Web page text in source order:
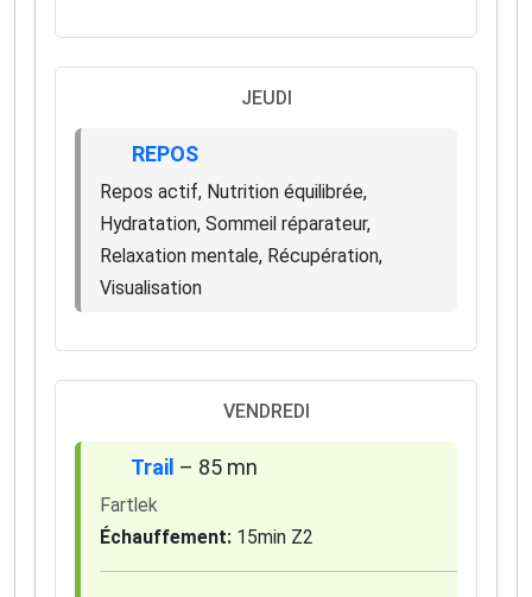
JEUDI
REPOS
Repos actif, Nutrition équilibrée,
Hydratation, Sommeil réparateur,
Relaxation mentale, Récupération,
Visualisation
VENDREDI
Trail – 85 mn
Fartlek
Échauffement: 15min Z2